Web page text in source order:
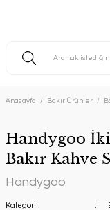
Anasayfa Bakır Ürünler
Handygoo
Bakır Kahve
Handygoo
Kategori